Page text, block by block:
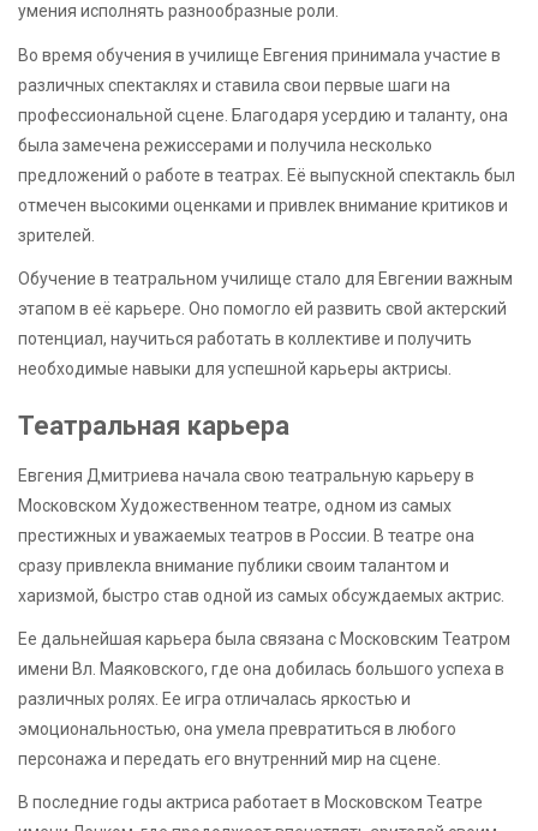
умения исполнять разнообразные роли.
Во время обучения в училище Евгения принимала участие в
различных спектаклях и ставила свои первые шаги на
профессиональной сцене. Благодаря усердию и таланту, она
была замечена режиссерами и получила несколько
предложений о работе в театрах. Её выпускной спектакль был
отмечен высокими оценками и привлек внимание критиков и
зрителей.
Обучение в театральном училище стало для Евгении важным
этапом в её карьере. Оно помогло ей развить свой актерский
потенциал, научиться работать в коллективе и получить
необходимые навыки для успешной карьеры актрисы.
Театральная карьера
Евгения Дмитриева начала свою театральную карьеру в
Московском Художественном театре, одном из самых
престижных и уважаемых театров в России. В театре она
сразу привлекла внимание публики своим талантом и
харизмой, быстро став одной из самых обсуждаемых актрис.
Ее дальнейшая карьера была связана с Московским Театром
имени Вл. Маяковского, где она добилась большого успеха в
различных ролях. Ее игра отличалась яркостью и
эмоциональностью, она умела превратиться в любого
персонажа и передать его внутренний мир на сцене.
В последние годы актриса работает в Московском Театре